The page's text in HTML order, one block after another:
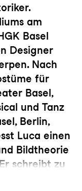
am
Basel
Designer
Nach
für
Basel,
und Tanz
Berlin,
Luca einen
Bildtheorie
schreibt zu
sich